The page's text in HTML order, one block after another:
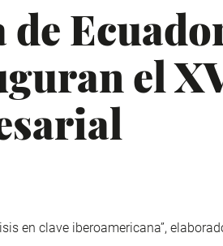
el
en clave iberoamericana”,